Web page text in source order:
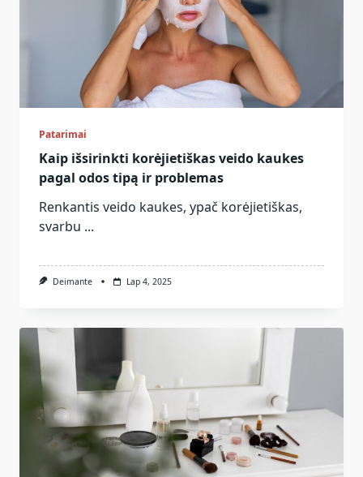
Patarimai
Kaip išsirinkti korėjietiškas veido kaukes
pagal odos tipą ir problemas
Renkantis veido kaukes, ypač korėjietiškas,
svarbu ...
Deimante Lap 4, 2025